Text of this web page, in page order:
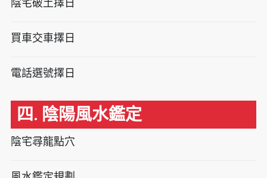
陰宅破土擇日
買車交車擇日
電話選號擇日
四. 陰陽風水鑑定
陰宅尋龍點穴